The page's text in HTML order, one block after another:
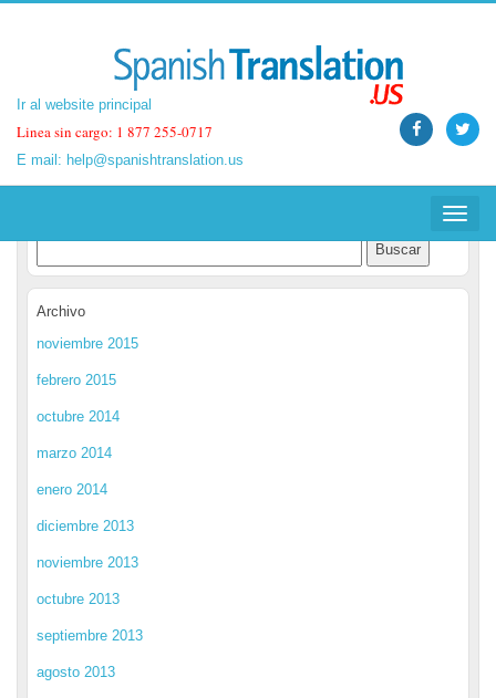
Ir al website principal
Linea sin cargo: 1 877 255-0717
E mail: help@spanishtranslation.us
Toggle
Ir al website principal
Linea sin cargo: 1 877 255-0717
E mail: help@spanishtranslation.us
Toggle
Spanish Translation Blog
Archivo
noviembre 2015
febrero 2015
octubre 2014
marzo 2014
enero 2014
diciembre 2013
noviembre 2013
octubre 2013
septiembre 2013
agosto 2013